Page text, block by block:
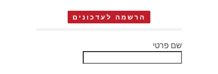
הרשמה לעדכונים
שם פרטי